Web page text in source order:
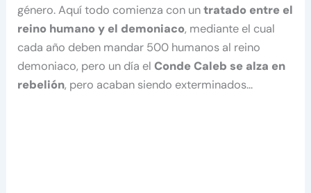
género. Aquí todo comienza con untratado entre el
reino humano y el demoniaco, mediante el cual
cada año deben mandar 500 humanos al reino
demoniaco, pero un día elConde Caleb se alza en
rebelión, pero acaban siendo exterminados…